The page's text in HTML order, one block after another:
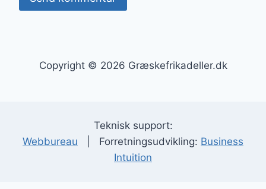
Copyright © 2026 Græskefrikadeller.dk
Teknisk support:
Webbureau | Forretningsudvikling: Business
Intuition